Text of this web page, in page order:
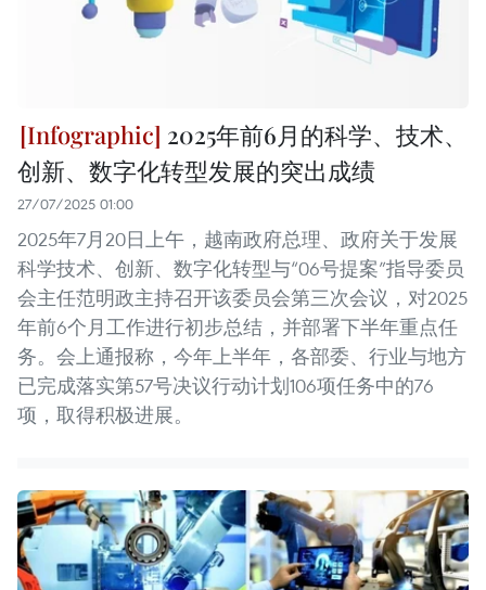
2025年前6月的科学、技术、
创新、数字化转型发展的突出成绩
27/07/2025 01:00
2025年7月20日上午，越南政府总理、政府关于发展
科学技术、创新、数字化转型与“06号提案”指导委员
会主任范明政主持召开该委员会第三次会议，对2025
年前6个月工作进行初步总结，并部署下半年重点任
务。会上通报称，今年上半年，各部委、行业与地方
已完成落实第57号决议行动计划106项任务中的76
项，取得积极进展。